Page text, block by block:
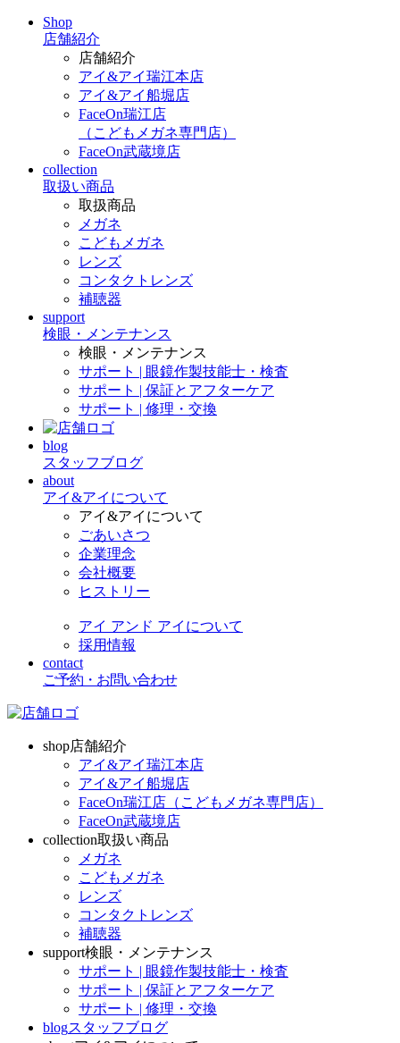
Shop
店舗紹介
店舗紹介
アイ&アイ瑞江本店
アイ&アイ船堀店
FaceOn瑞江店
（こどもメガネ専門店）
FaceOn武蔵境店
collection
取扱い商品
取扱商品
メガネ
こどもメガネ
レンズ
コンタクトレンズ
補聴器
support
検眼・メンテナンス
検眼・メンテナンス
サポート | 眼鏡作製技能士・検査
サポート | 保証とアフターケア
サポート | 修理・交換
blog
スタッフブログ
about
アイ&アイについて
アイ&アイについて
ごあいさつ
企業理念
会社概要
ヒストリー
アイ アンド アイについて
採用情報
contact
ご予約・お問い合わせ
shop店舗紹介
アイ&アイ瑞江本店
アイ&アイ船堀店
FaceOn瑞江店（こどもメガネ専門店）
FaceOn武蔵境店
collection取扱い商品
メガネ
こどもメガネ
レンズ
コンタクトレンズ
補聴器
support検眼・メンテナンス
サポート | 眼鏡作製技能士・検査
サポート | 保証とアフターケア
サポート | 修理・交換
blogスタッフブログ